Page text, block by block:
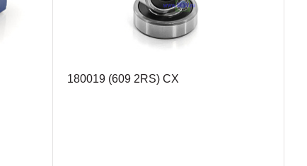
180019 (609 2RS) CX